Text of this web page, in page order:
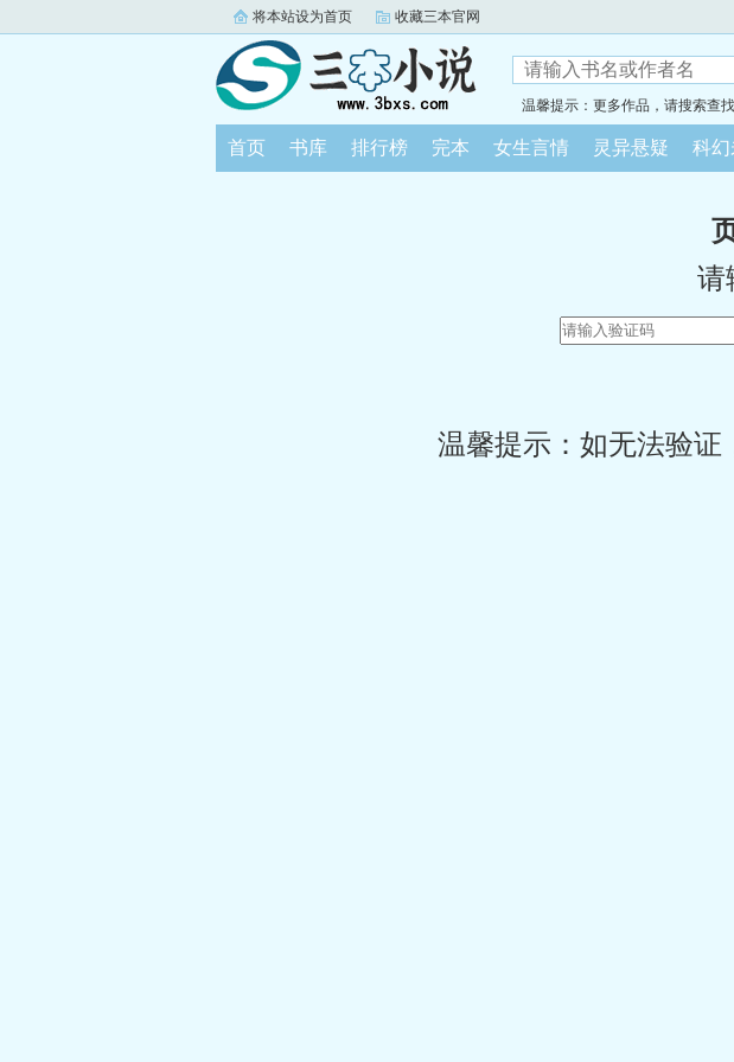
将本站设为首页 收藏三本官网
温馨提示：更多作品，请搜索查找
首页 书库 排行榜 完本 女生言情 灵异悬疑 科
请
温馨提示：如无法验证